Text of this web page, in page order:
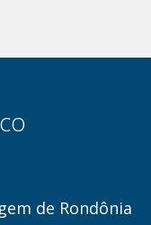
de Rondônia